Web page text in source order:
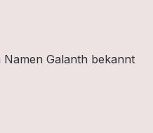
Galanth bekannt